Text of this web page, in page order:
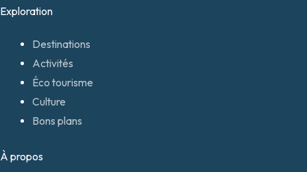
Exploration
Destinations
Activités
Éco tourisme
Culture
Bons plans
À propos